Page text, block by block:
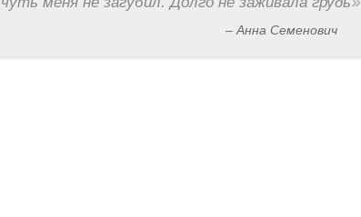
– Анна Семенович